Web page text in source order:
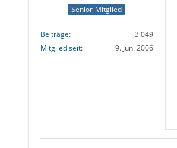
Senior-Mitglied
Beiträge
3.049
Mitglied seit
9. Jun. 2006